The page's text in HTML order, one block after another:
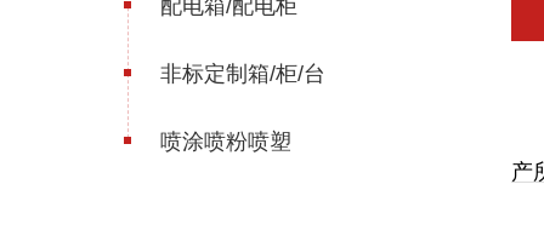
配电箱/配电柜
非标定制箱/柜/台
喷涂喷粉喷塑
产